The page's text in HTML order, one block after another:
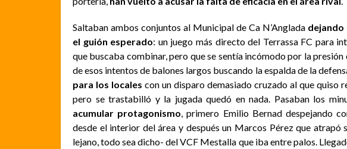
Saltaban ambos conjuntos al Municipal de Ca N’Anglada dejando
el guión esperado: un juego más directo del Terrassa FC para
que buscaba combinar, pero que se sentía incómodo por la presión
de esos intentos de balones largos buscando la espalda de la defensa
para los locales con un disparo demasiado cruzado al que quiso
pero se trastabilló y la jugada quedó en nada. Pasaban los
acumular protagonismo, primero Emilio Bernad despejando
desde el interior del área y después un Marcos Pérez que
lejano, todo sea dicho- del VCF Mestalla que iba entre palos.